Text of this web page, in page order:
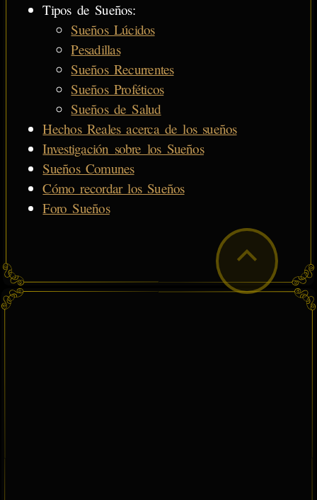
Tipos de Sueños:
Sueños Lúcidos
Pesadillas
Sueños Recurrentes
Sueños Proféticos
Sueños de Salud
Hechos Reales acerca de los sueños
Investigación sobre los Sueños
Sueños Comunes
Cómo recordar los Sueños
Foro Sueños